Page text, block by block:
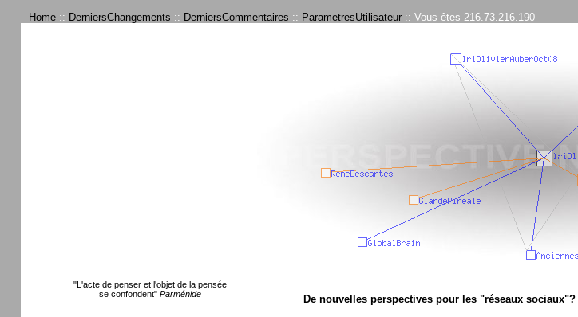
Home :: DerniersChangements :: DerniersCommentaires :: ParametresUtilisateur :: Vous êtes 216.73.216.190
"L'acte de penser et l'objet de la pensée
se confondent"Parménide
De nouvelles perspectives pour les "réseaux sociaux"?